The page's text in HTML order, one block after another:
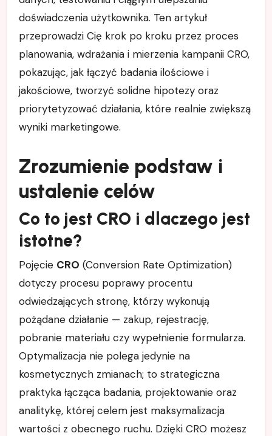
doświadczenia użytkownika. Ten artykuł
przeprowadzi Cię krok po kroku przez proces
planowania, wdrażania i mierzenia kampanii CRO,
pokazując, jak łączyć badania ilościowe i
jakościowe, tworzyć solidne hipotezy oraz
priorytetyzować działania, które realnie zwiększą
wyniki marketingowe.
Zrozumienie podstaw i
ustalenie celów
Co to jest CRO i dlaczego jest
istotne?
Pojęcie CRO (Conversion Rate Optimization)
dotyczy procesu poprawy procentu
odwiedzających stronę, którzy wykonują
pożądane działanie — zakup, rejestrację,
pobranie materiału czy wypełnienie formularza.
Optymalizacja nie polega jedynie na
kosmetycznych zmianach; to strategiczna
praktyka łącząca badania, projektowanie oraz
analitykę, której celem jest maksymalizacja
wartości z obecnego ruchu. Dzięki CRO możesz